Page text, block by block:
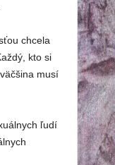
chcela
kto si
musí
ľudí